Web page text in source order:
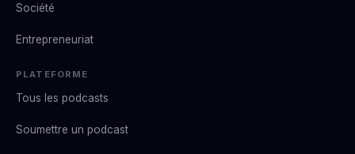
Société
Entrepreneuriat
PLATEFORME
Tous les podcasts
Soumettre un podcast